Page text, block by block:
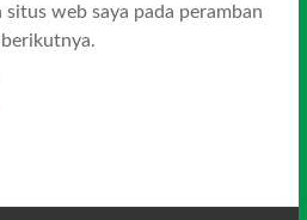
situs web saya pada peramban